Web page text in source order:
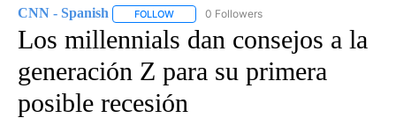
CNN - Spanish FOLLOW FOLLOW "CNN - SPANISH" TO RECEIVE
0 Followers
Los millennials dan consejos a la
generación Z para su primera
posible recesión